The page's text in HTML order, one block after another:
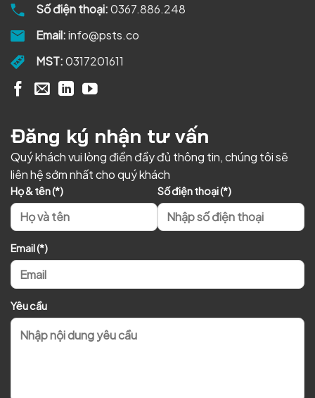
Số điện thoại:0367.886.248
Email:info@psts.co
MST:0317201611
Đăng ký nhận tư vấn
Quý khách vui lòng điền đầy đủ thông tin, chúng tôi sẽ
liên hệ sớm nhất cho quý khách
Họ & tên (*) Số điện thoại (*)
Email (*)
Yêu cầu